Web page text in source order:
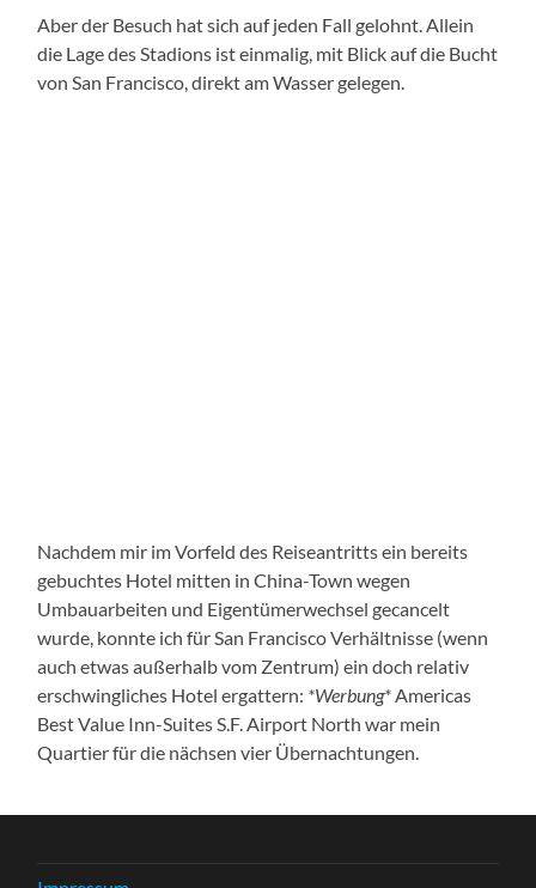
Aber der Besuch hat sich auf jeden Fall gelohnt. Allein
die Lage des Stadions ist einmalig, mit Blick auf die Bucht
von San Francisco, direkt am Wasser gelegen.
Nachdem mir im Vorfeld des Reiseantritts ein bereits
gebuchtes Hotel mitten in China-Town wegen
Umbauarbeiten und Eigentümerwechsel gecancelt
wurde, konnte ich für San Francisco Verhältnisse (wenn
auch etwas außerhalb vom Zentrum) ein doch relativ
erschwingliches Hotel ergattern: *Werbung* Americas
Best Value Inn-Suites S.F. Airport North war mein
Quartier für die nächsen vier Übernachtungen.